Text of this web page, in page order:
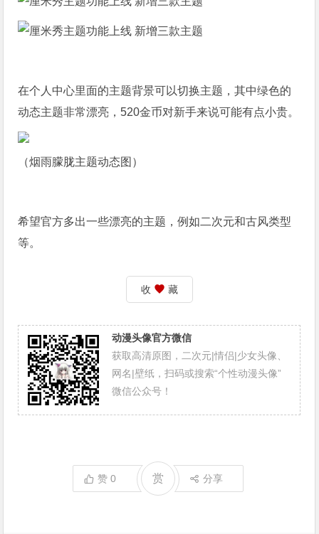
在个人中心里面的主题背景可以切换主题，其中绿色的
动态主题非常漂亮，520金币对新手来说可能有点小贵。
（烟雨朦胧主题动态图）
希望官方多出一些漂亮的主题，例如二次元和古风类型
等。
收 藏
动漫头像官方微信
获取高清原图，二次元|情侣|少女头像、
网名|壁纸，扫码或搜索“个性动漫头像”
微信公众号！
赞0 赏 分享